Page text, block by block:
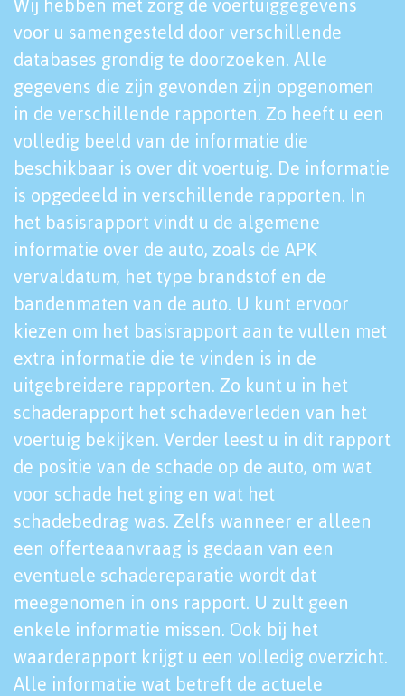
Wij hebben met zorg de voertuiggegevens
voor u samengesteld door verschillende
databases grondig te doorzoeken. Alle
gegevens die zijn gevonden zijn opgenomen
in de verschillende rapporten. Zo heeft u een
volledig beeld van de informatie die
beschikbaar is over dit voertuig. De informatie
is opgedeeld in verschillende rapporten. In
het basisrapport vindt u de algemene
informatie over de auto, zoals de APK
vervaldatum, het type brandstof en de
bandenmaten van de auto. U kunt ervoor
kiezen om het basisrapport aan te vullen met
extra informatie die te vinden is in de
uitgebreidere rapporten. Zo kunt u in het
schaderapport het schadeverleden van het
voertuig bekijken. Verder leest u in dit rapport
de positie van de schade op de auto, om wat
voor schade het ging en wat het
schadebedrag was. Zelfs wanneer er alleen
een offerteaanvraag is gedaan van een
eventuele schadereparatie wordt dat
meegenomen in ons rapport. U zult geen
enkele informatie missen. Ook bij het
waarderapport krijgt u een volledig overzicht.
Alle informatie wat betreft de actuele